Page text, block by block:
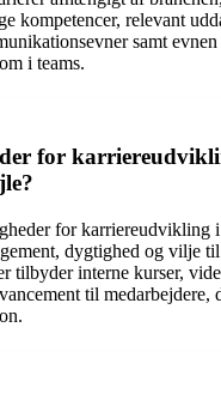
kompetencer, relevant
samt
i teams.
for
for karriereudvikling
dygtighed og vilje
tilbyder interne kurser,
til medarbejdere,